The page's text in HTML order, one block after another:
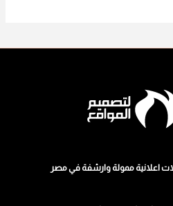
اعلانية ممولة وارشفة في مصر